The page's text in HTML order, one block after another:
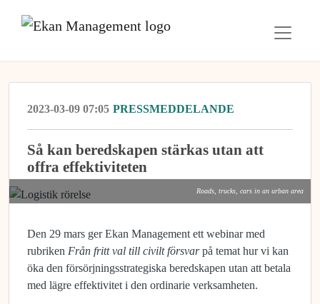
2023-03-09 07:05 PRESSMEDDELANDE
Så kan beredskapen stärkas utan att
offra effektiviteten
Roads, trucks, cars in an urban area
Den 29 mars ger Ekan Management ett webinar med
rubriken Från fritt val till civilt försvarpå temat hur vi kan
öka den försörjningsstrategiska beredskapen utan att betala
med lägre effektivitet i den ordinarie verksamheten.